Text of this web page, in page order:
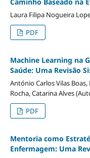
Laura Filipa Nogueira
PDF
Machine Learning na
Saúde: Uma Revisão
António Carlos Vilas
Rocha, Catarina Alves
PDF
Mentoria como
Enfermagem: Uma